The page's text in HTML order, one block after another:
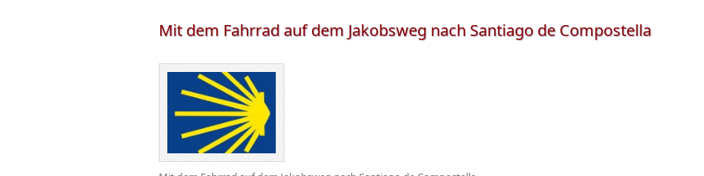
Mit dem Fahrrad auf dem Jakobsweg nach Santiago de Compostella